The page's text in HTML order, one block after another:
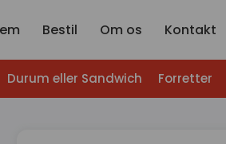
Bestil Om os Kontakt
Durum eller Sandwich Forretter